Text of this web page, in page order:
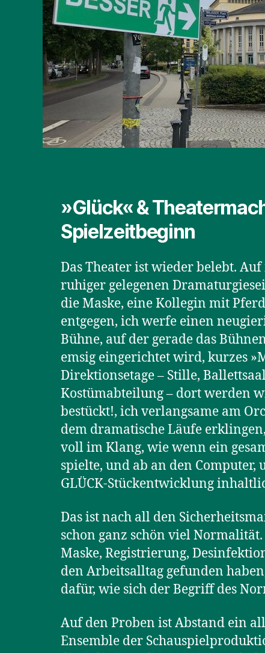
»Glück« &
Spielzeitbeginn
Das Theater ist wieder belebt.
ruhiger gelegenen
die Maske, eine Kollegin mit
entgegen, ich werfe einen
Bühne, auf der gerade das
emsig eingerichtet wird, kurzes
Direktionsetage – Stille,
Kostümabteilung – dort werden
bestückt!, ich verlangsame am
dem dramatische Läufe
voll im Klang, wie wenn ein
spielte, und ab an den Computer,
GLÜCK-Stückentwicklung
Das ist nach all den
schon ganz schön viel Normalität.
Maske, Registrierung,
den Arbeitsalltag gefunden
dafür, wie sich der Begriff des
Auf den Proben ist Abstand ein
Ensemble der